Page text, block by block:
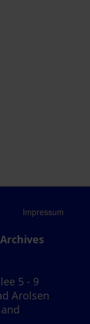
Impressum
5 - 9
Arolsen